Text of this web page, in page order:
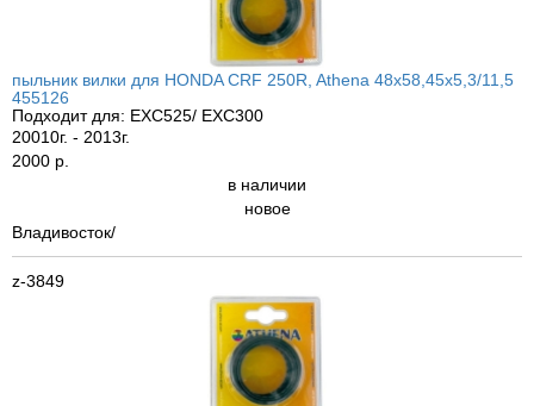
пыльник вилки для HONDA CRF 250R, Athena 48x58,45x5,3/11,5
455126
Подходит для: EXC525/ EXC300
20010г. - 2013г.
2000 р.
в наличии
новое
Владивосток/
z-3849